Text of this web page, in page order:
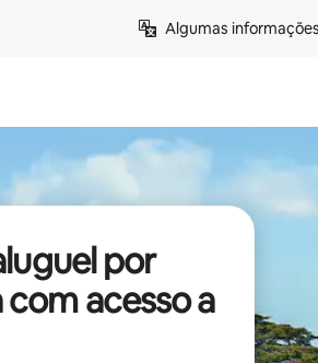
Algumas
por
acesso a